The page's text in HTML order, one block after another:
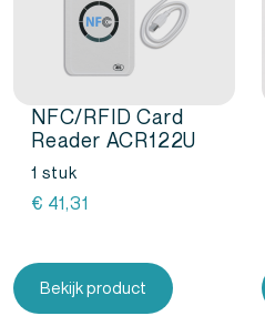
NFC/RFID Card
Reader ACR122U
1 stuk
€ 41,31
Bekijk product